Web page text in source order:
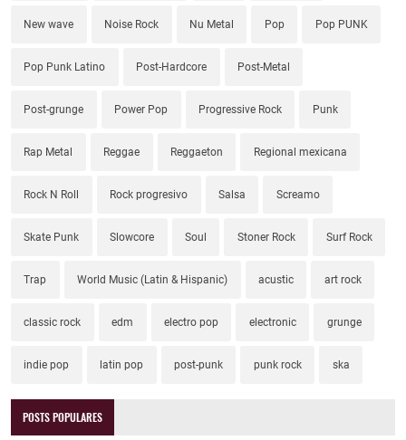
New wave Noise Rock Nu Metal Pop Pop PUNK
Pop Punk Latino Post-Hardcore Post-Metal
Post-grunge Power Pop Progressive Rock Punk
Rap Metal Reggae Reggaeton Regional mexicana
Rock N Roll Rock progresivo Salsa Screamo
Skate Punk Slowcore Soul Stoner Rock Surf Rock
Trap World Music (Latin & Hispanic) acustic art rock
classic rock edm electro pop electronic grunge
indie pop latin pop post-punk punk rock ska
POSTS POPULARES